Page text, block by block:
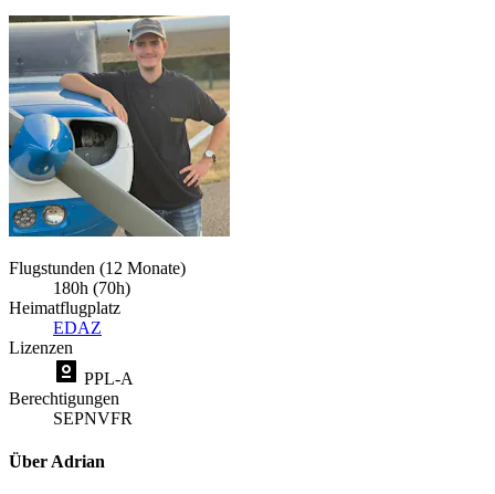
Flugstunden (12 Monate)
180h (70h)
Heimatflugplatz
EDAZ
Lizenzen
PPL-A
Berechtigungen
SEPNVFR
Über Adrian